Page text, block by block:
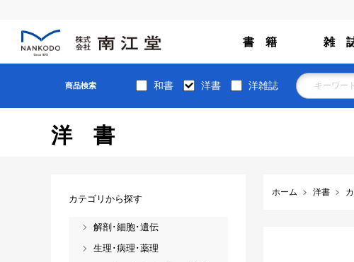
書 籍 雑
商品検索 和書 洋書 洋雑誌
洋書
ホーム 洋書
カテゴリから探す
解剖･細胞･遺伝
生理･病理･薬理